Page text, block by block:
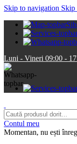
Skip to navigation Skip
Luni - Vineri 09:00 -
Contul meu
Momentan, nu ești